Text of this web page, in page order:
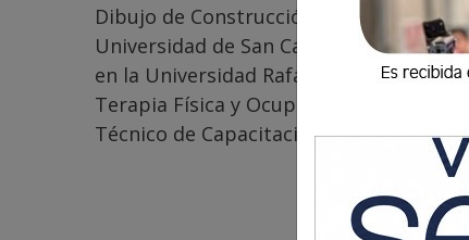
Dibujo de Construcción. Continuó
Universidad de San Carlos de
en la Universidad Rafael Landívar,
Terapia Física y Ocupacional. Además,
Técnico de Capacitación y